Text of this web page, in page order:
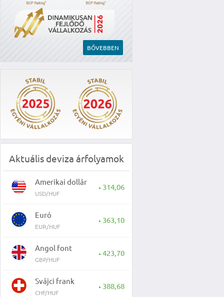
BŐVEBBEN
Aktuális deviza árfolyamok
Amerikai dollár
USD/HUF
▲ 314,06
Euró
EUR/HUF
▲ 363,10
Angol font
GBP/HUF
▲ 423,70
Svájci frank
CHF/HUF
▲ 388,68